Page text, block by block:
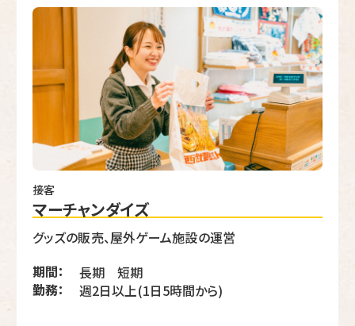
接客
マーチャンダイズ
グッズの販売、屋外ゲーム施設の運営
期間：
勤務：
長期 短期
週2日以上(1日5時間から)